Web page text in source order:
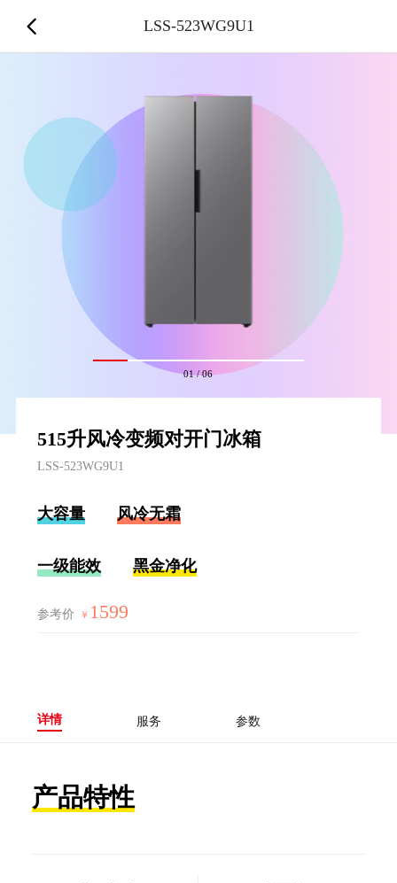
01/06
515升风冷变频对开门冰箱
LSS-523WG9U1
大容量 风冷无霜
一级能效 黑金净化
参考价 ￥ 1599
详情 服务 参数
产品特性
LSS-523WG9U1